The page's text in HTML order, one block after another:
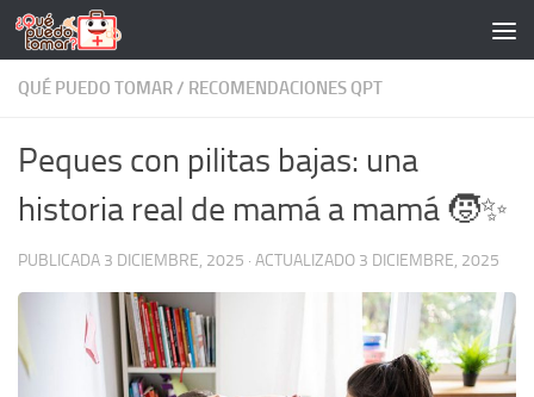
Saltar al contenido
QUÉ PUEDO TOMAR/ RECOMENDACIONES QPT
Peques con pilitas bajas: una
historia real de mamá a mamá 🧒✨
PUBLICADA 3 DICIEMBRE, 2025 · ACTUALIZADO 3 DICIEMBRE, 2025